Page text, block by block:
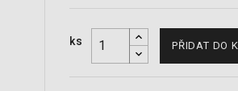
ks PŘIDAT DO